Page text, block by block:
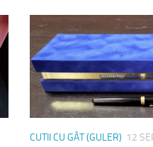
CUTII CU GÂT (GULER) 12